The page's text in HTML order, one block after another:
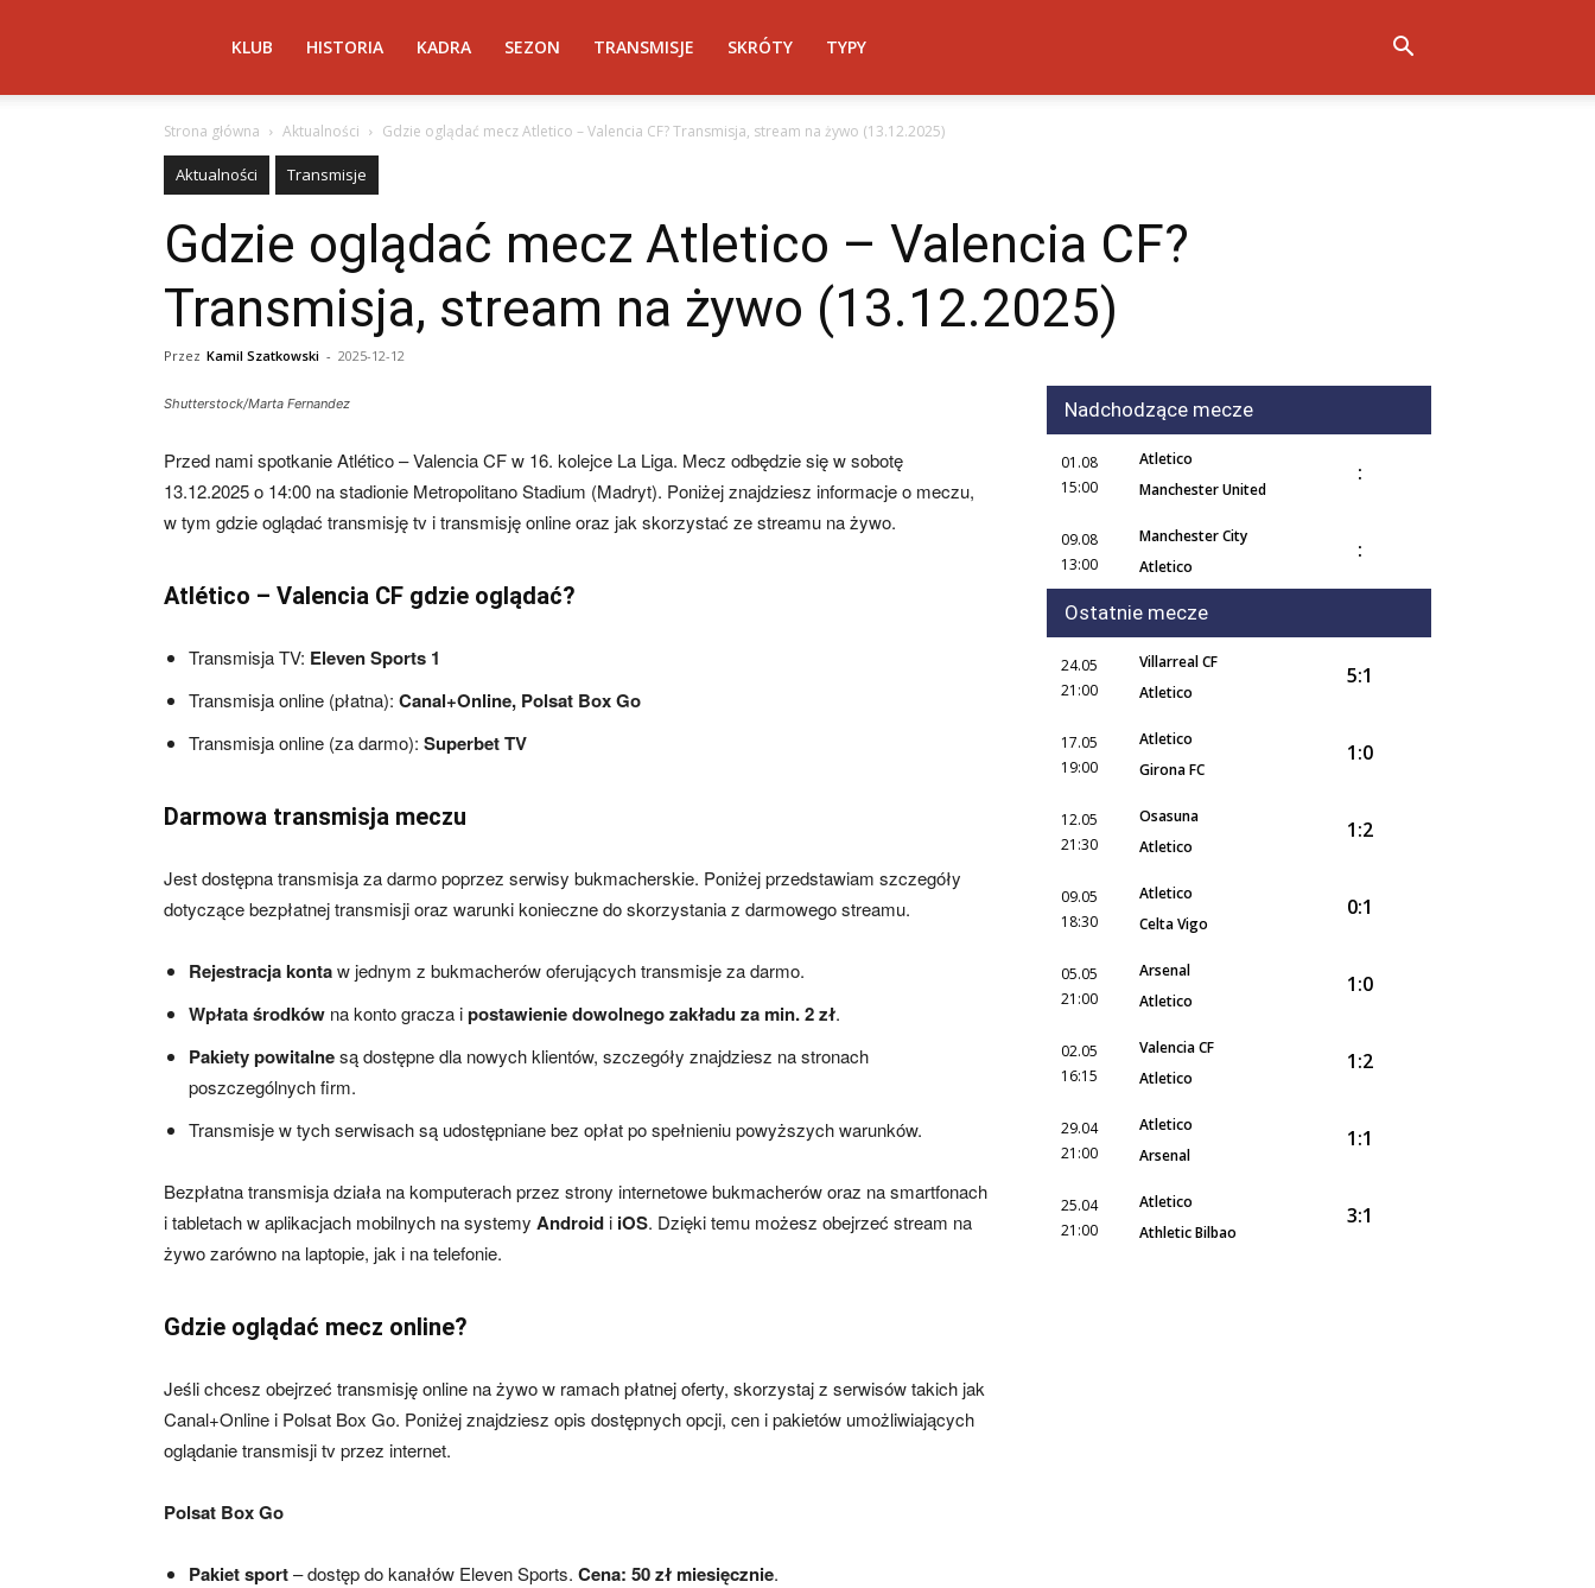
Madryt
–
AtleticoMadryt.pl
KLUB HISTORIA KADRA SEZON TRANSMISJE SKRÓTY TYPY
Strona główna Aktualności Gdzie oglądać mecz Atletico – Valencia CF? Transmisja, stream na żywo (13.12.2025)
Aktualności Transmisje
Gdzie oglądać mecz Atletico – Valencia CF?
Transmisja, stream na żywo (13.12.2025)
Przez Kamil Szatkowski - 2025-12-12
Shutterstock/Marta Fernandez
Przed nami spotkanie Atlético – Valencia CF w 16. kolejce La Liga. Mecz odbędzie się w sobotę
13.12.2025 o 14:00 na stadionie Metropolitano Stadium (Madryt). Poniżej znajdziesz informacje o meczu,
w tym gdzie oglądać transmisję tv i transmisję online oraz jak skorzystać ze streamu na żywo.
Atlético – Valencia CF gdzie oglądać?
Transmisja TV: Eleven Sports 1
Transmisja online (płatna): Canal+Online, Polsat Box Go
Transmisja online (za darmo): Superbet TV
Darmowa transmisja meczu
Jest dostępna transmisja za darmo poprzez serwisy bukmacherskie. Poniżej przedstawiam szczegóły
dotyczące bezpłatnej transmisji oraz warunki konieczne do skorzystania z darmowego streamu.
Rejestracja kontaw jednym z bukmacherów oferujących transmisje za darmo.
Wpłata środków na konto gracza ipostawienie dowolnego zakładu za min. 2 zł.
Pakiety powitalnesą dostępne dla nowych klientów, szczegóły znajdziesz na stronach
poszczególnych firm.
Transmisje w tych serwisach są udostępniane bez opłat po spełnieniu powyższych warunków.
Bezpłatna transmisja działa na komputerach przez strony internetowe bukmacherów oraz na smartfonach
i tabletach w aplikacjach mobilnych na systemy Androidi iOS. Dzięki temu możesz obejrzeć stream na
żywo zarówno na laptopie, jak i na telefonie.
Gdzie oglądać mecz online?
Jeśli chcesz obejrzeć transmisję online na żywo w ramach płatnej oferty, skorzystaj z serwisów takich jak
Canal+Online i Polsat Box Go. Poniżej znajdziesz opis dostępnych opcji, cen i pakietów umożliwiających
oglądanie transmisji tv przez internet.
Polsat Box Go
Pakiet sport– dostęp do kanałów Eleven Sports. Cena: 50 zł miesięcznie.
Nadchodzące mecze
01.08
15:00
Atletico
Manchester United
:
09.08
13:00
Manchester City
Atletico
:
Ostatnie mecze
24.05
21:00
Villarreal CF
Atletico
5:1
17.05
19:00
Atletico
Girona FC
1:0
12.05
21:30
Osasuna
Atletico
1:2
09.05
18:30
Atletico
Celta Vigo
0:1
05.05
21:00
Arsenal
Atletico
1:0
02.05
16:15
Valencia CF
Atletico
1:2
29.04
21:00
Atletico
Arsenal
1:1
25.04
21:00
Atletico
Athletic Bilbao
3:1